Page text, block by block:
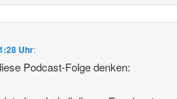
Uhr:
Podcast-Folge denken: